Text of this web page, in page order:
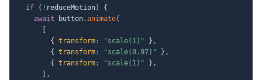
if ( ! reduceMotion)
{
await button.animate(
{
transform : "scale(1)" } ,
{
transform : "scale(0.97)" } ,
{
transform : "scale(1)" } ,
,